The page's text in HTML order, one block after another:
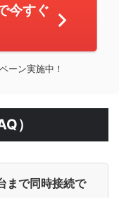
今すぐ
ーン実施中！
）
まで同時接続で